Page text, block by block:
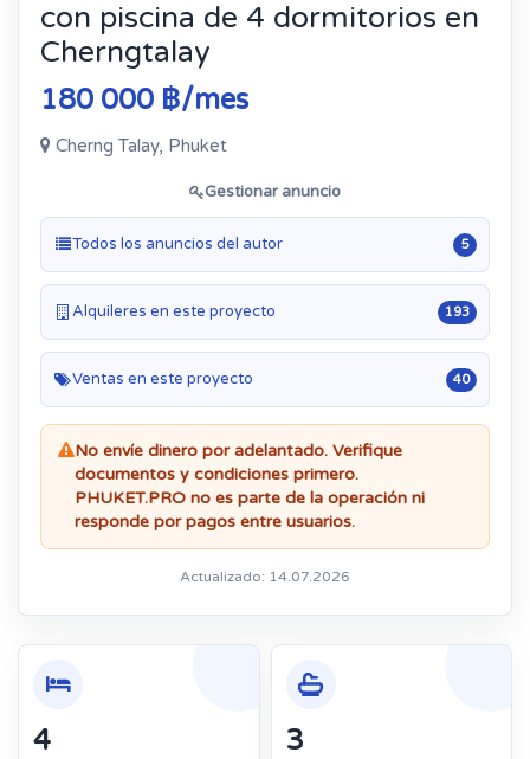
con piscina de 4 dormitorios en
Cherngtalay
180 000 ฿/mes
Cherng Talay, Phuket
Gestionar anuncio
Todos los anuncios del autor 5
Alquileres en este proyecto 193
Ventas en este proyecto 40
No envíe dinero por adelantado. Verifique
documentos y condiciones primero.
PHUKET.PRO no es parte de la operación ni
responde por pagos entre usuarios.
Actualizado: 14.07.2026
4 3